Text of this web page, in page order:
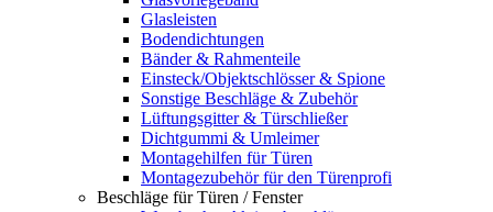
Glasleisten
Bodendichtungen
Bänder & Rahmenteile
Einsteck/Objektschlösser & Spione
Sonstige Beschläge & Zubehör
Lüftungsgitter & Türschließer
Dichtgummi & Umleimer
Montagehilfen für Türen
Montagezubehör für den Türenprofi
Beschläge für Türen / Fenster